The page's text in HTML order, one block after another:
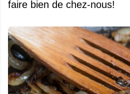
faire bien de chez-nous!